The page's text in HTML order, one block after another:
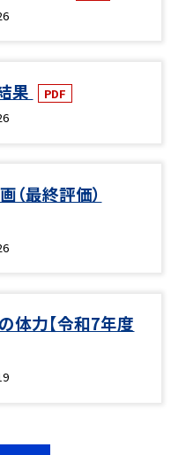
果
PDF
最終評価）
体力【令和7年度